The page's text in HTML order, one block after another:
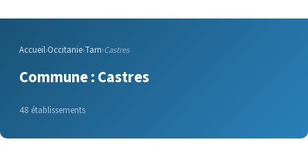
Accueil›Occitanie›Tarn›Castres
Commune : Castres
48 établissements